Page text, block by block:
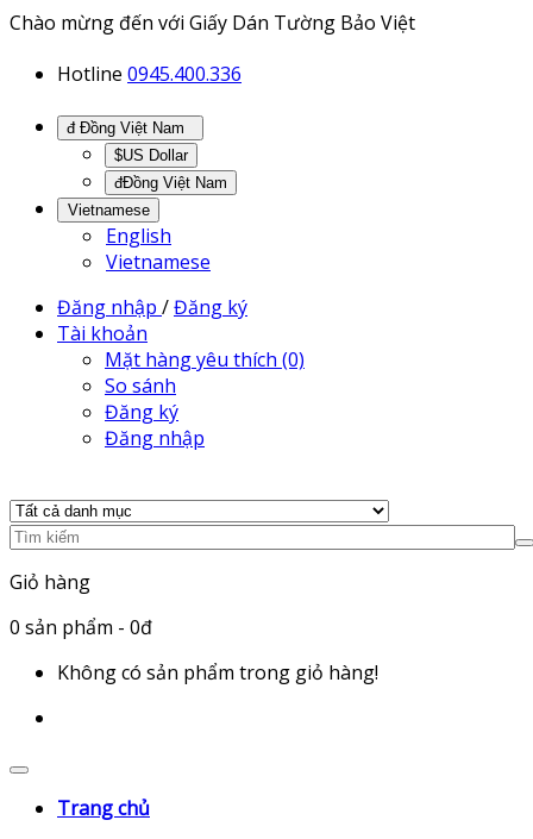
Chào mừng đến với Giấy Dán Tường Bảo Việt
Hotline 0945.400.336
$US Dollar
đĐồng Việt Nam
Vietnamese
English
Vietnamese
Đăng nhập /Đăng ký
Tài khoản
Mặt hàng yêu thích (0)
So sánh
Đăng ký
Đăng nhập
Giỏ hàng
0 sản phẩm - 0đ
Không có sản phẩm trong giỏ hàng!
Trang chủ